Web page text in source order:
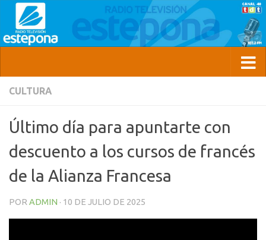
CULTURA
Último día para apuntarte con
descuento a los cursos de francés
de la Alianza Francesa
POR ADMIN · 10 DE JULIO DE 2025